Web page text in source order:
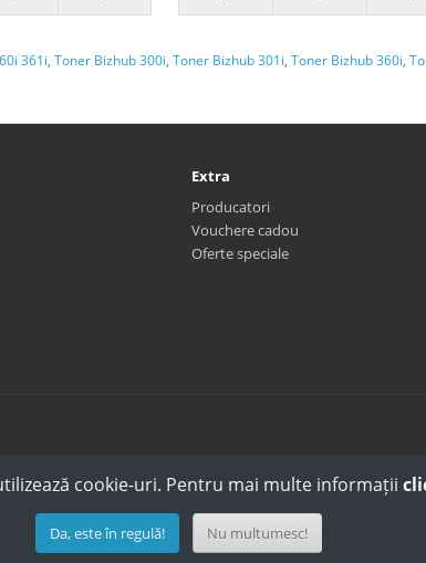
361i, Toner Bizhub 300i, Toner Bizhub 301i, Toner Bizhub 360i,
Extra
Producatori
Vouchere cadou
Oferte speciale
cookie-uri. Pentru mai multe informații
Da, este în regulă! Nu multumesc!